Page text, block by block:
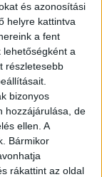
és azonosítási
helyre kattintva
a fent
lehetőségként a
részletesebb
bizonyos
hozzájárulása, de
ellen. A
Bármikor
rákattint az oldal
Group
hamarosan
Gryllus
Kata is. Az új
inspiráló
hiteles